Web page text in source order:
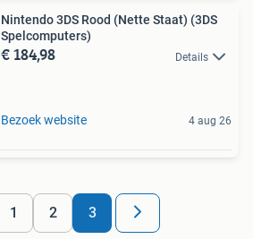
Nintendo 3DS Rood (Nette Staat) (3DS
Spelcomputers)
€ 184,98 Details
Bezoek website 4 aug 26
1 2 3